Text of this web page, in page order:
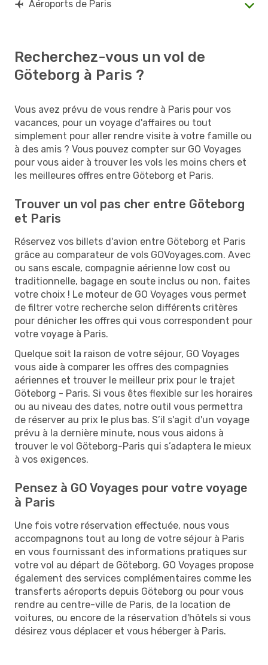
Aéroports de Paris
Recherchez-vous un vol de
Göteborg à Paris ?
Vous avez prévu de vous rendre à Paris pour vos
vacances, pour un voyage d'affaires ou tout
simplement pour aller rendre visite à votre famille ou
à des amis ? Vous pouvez compter sur GO Voyages
pour vous aider à trouver les vols les moins chers et
les meilleures offres entre Göteborg et Paris.
Trouver un vol pas cher entre Göteborg
et Paris
Réservez vos billets d'avion entre Göteborg et Paris
grâce au comparateur de vols GOVoyages.com. Avec
ou sans escale, compagnie aérienne low cost ou
traditionnelle, bagage en soute inclus ou non, faites
votre choix ! Le moteur de GO Voyages vous permet
de filtrer votre recherche selon différents critères
pour dénicher les offres qui vous correspondent pour
votre voyage à Paris.
Quelque soit la raison de votre séjour, GO Voyages
vous aide à comparer les offres des compagnies
aériennes et trouver le meilleur prix pour le trajet
Göteborg - Paris. Si vous êtes flexible sur les horaires
ou au niveau des dates, notre outil vous permettra
de réserver au prix le plus bas. S’il s'agit d'un voyage
prévu à la dernière minute, nous vous aidons à
trouver le vol Göteborg-Paris qui s’adaptera le mieux
à vos exigences.
Pensez à GO Voyages pour votre voyage
à Paris
Une fois votre réservation effectuée, nous vous
accompagnons tout au long de votre séjour à Paris
en vous fournissant des informations pratiques sur
votre vol au départ de Göteborg. GO Voyages propose
également des services complémentaires comme les
transferts aéroports depuis Göteborg ou pour vous
rendre au centre-ville de Paris, de la location de
voitures, ou encore de la réservation d'hôtels si vous
désirez vous déplacer et vous héberger à Paris.